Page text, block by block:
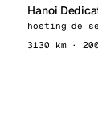
Hanoi
hosting de
3130 km ·